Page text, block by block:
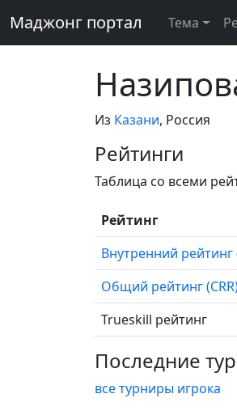
Маджонг портал Тема
Из Казани, Россия
Рейтинги
Таблица со всеми
Рейтинг
Внутренний рейтинг
Общий рейтинг
Trueskill рейтинг
Последние
все турниры игрока